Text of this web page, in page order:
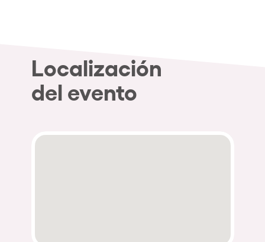
Localización
del evento